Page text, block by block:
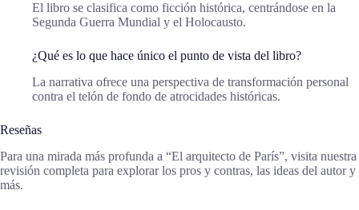
El libro se clasifica como ficción histórica, centrándose en la
Segunda Guerra Mundial y el Holocausto.
¿Qué es lo que hace único el punto de vista del libro?
La narrativa ofrece una perspectiva de transformación personal
contra el telón de fondo de atrocidades históricas.
Reseñas
Para una mirada más profunda a “El arquitecto de París”, visita nuestra
revisión completa para explorar los pros y contras, las ideas del autor y
más.